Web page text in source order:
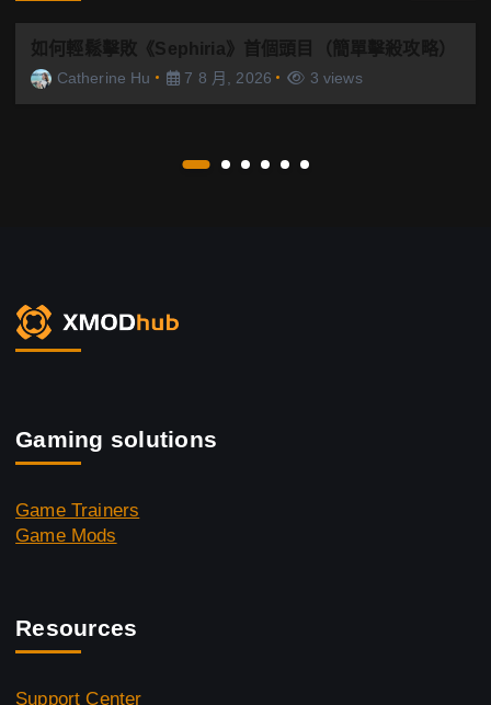
如何輕鬆擊敗《Sephiria》首個頭目（簡單擊殺攻略）
Catherine Hu 7 8 月, 2026 3 views
Gaming solutions
Game Trainers
Game Mods
Resources
Support Center